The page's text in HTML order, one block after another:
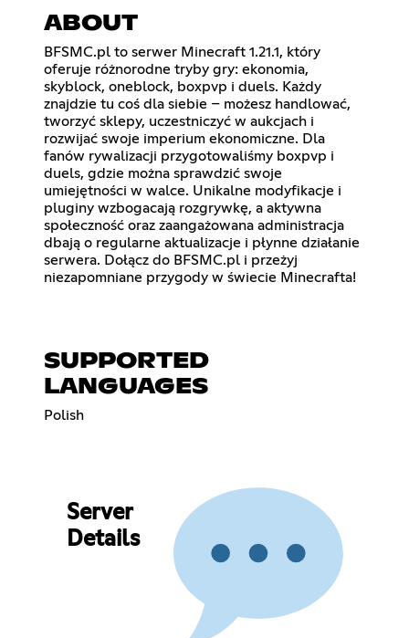
ABOUT
BFSMC.pl to serwer Minecraft 1.21.1, który
oferuje różnorodne tryby gry: ekonomia,
skyblock, oneblock, boxpvp i duels. Każdy
znajdzie tu coś dla siebie – możesz handlować,
tworzyć sklepy, uczestniczyć w aukcjach i
rozwijać swoje imperium ekonomiczne. Dla
fanów rywalizacji przygotowaliśmy boxpvp i
duels, gdzie można sprawdzić swoje
umiejętności w walce. Unikalne modyfikacje i
pluginy wzbogacają rozgrywkę, a aktywna
społeczność oraz zaangażowana administracja
dbają o regularne aktualizacje i płynne działanie
serwera. Dołącz do BFSMC.pl i przeżyj
niezapomniane przygody w świecie Minecrafta!
SUPPORTED
LANGUAGES
Polish
Server
Details